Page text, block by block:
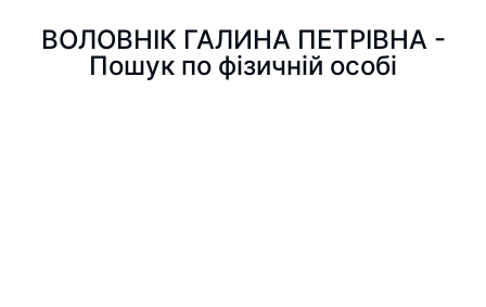
ВОЛОВНІК ГАЛИНА ПЕТРІВНА -
Пошук по фізичній особі